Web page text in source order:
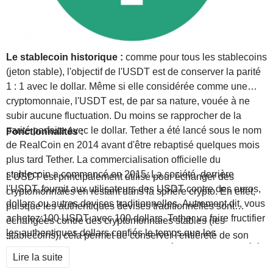
Le stablecoin historique : comme pour tous les stablecoins
(jeton stable), l'objectif de l'USDT est de conserver la parité
1 : 1 avec le dollar. Même si elle considérée comme une
cryptomonnaie, l'USDT est, de par sa nature, vouée à ne
subir aucune fluctuation. Du moins se rapprocher de la
parité parfaite avec le dollar. Tether a été lancé sous le nom
de RealCoin en 2014 avant d'être rebaptisé quelques mois
plus tard Tether. La commercialisation officielle du
stablecoin a commencé en 2015. La société, derrière
l'USDT, fournit aux utilisateurs des USDT contre des euros,
dollars ou autres devises traditionnelles. Autrement dit, vous
achetez 100 USDT avec 100 dollars. Tether va faire fructifier
les authentiques dollars confiés le temps que les
investisseurs utilisent les USDT. Les réserves de la société
sont principalement déposées sur des Bons du Trésor
Fonctionnalités :
L'USDT est principalement utilisé pour échanger des
cryptomonnaies en restant dans la sphère crypto. En effet,
puisque les authentiques devises traditionnelles sont
échangées contre des cryptomonnaies stables (les
stablecoins), cela permet de conserver l'entièreté de son
capital dans la sphère cryptomonnaie sans revenir dans la
...
Lire la suite